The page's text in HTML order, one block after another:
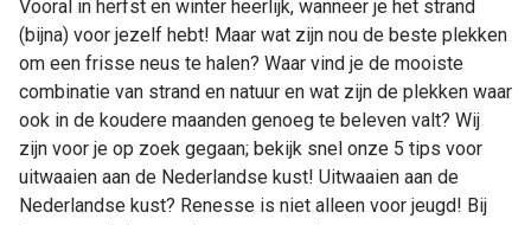
Vooral in herfst en winter heerlijk, wanneer je het strand
(bijna) voor jezelf hebt! Maar wat zijn nou de beste plekken
om een frisse neus te halen? Waar vind je de mooiste
combinatie van strand en natuur en wat zijn de plekken waar
ook in de koudere maanden genoeg te beleven valt? Wij
zijn voor je op zoek gegaan; bekijk snel onze 5 tips voor
uitwaaien aan de Nederlandse kust! Uitwaaien aan de
Nederlandse kust? Renesse is niet alleen voor jeugd! Bij